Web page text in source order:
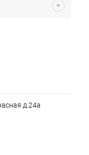
д.24а